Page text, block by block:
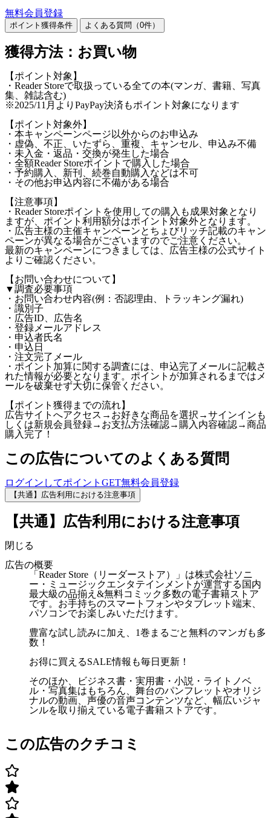
無料会員登録
ポイント獲得条件 よくある質問（0件）
獲得方法：お買い物
【ポイント対象】
・Reader Storeで取扱っている全ての本(マンガ、書籍、写真
集、雑誌含む)
※2025/11月よりPayPay決済もポイント対象になります
【ポイント対象外】
・本キャンペーンページ以外からのお申込み
・虚偽、不正、いたずら、重複、キャンセル、申込み不備
・未入金・返品・交換が発生した場合
・全額Reader Storeポイントで購入した場合
・予約購入、新刊、続巻自動購入などは不可
・その他お申込内容に不備がある場合
【注意事項】
・Reader Storeポイントを使用しての購入も成果対象となり
ますが、ポイント利用額分はポイント対象外となります。
・広告主様の主催キャンペーンとちょびリッチ記載のキャン
ペーンが異なる場合がございますのでご注意ください。
最新のキャンペーンにつきましては、広告主様の公式サイト
よりご確認ください。
【お問い合わせについて】
▼調査必要事項
・お問い合わせ内容(例：否認理由、トラッキング漏れ)
・識別子
・広告ID、広告名
・登録メールアドレス
・申込者氏名
・申込日
・注文完了メール
・ポイント加算に関する調査には、申込完了メールに記載さ
れた情報が必要となります。ポイントが加算されるまではメ
ールを破棄せず大切に保管ください。
【ポイント獲得までの流れ】
広告サイトへアクセス→お好きな商品を選択→サインインも
しくは新規会員登録→お支払方法確認→購入内容確認→商品
購入完了！
この広告についてのよくある質問
ログインしてポイントGET無料会員登録
【共通】広告利用における注意事項
【共通】広告利用における注意事項
閉じる
広告の概要
「Reader Store（リーダーストア）」は株式会社ソニ
ー・ミュージックエンタテインメントが運営する国内
最大級の品揃え&無料コミック多数の電子書籍ストア
です。お手持ちのスマートフォンやタブレット端末、
パソコンでお楽しみいただけます。
豊富な試し読みに加え、1巻まるごと無料のマンガも多
数！
お得に買えるSALE情報も毎日更新！
そのほか、ビジネス書・実用書・小説・ライトノベ
ル・写真集はもちろん、舞台のパンフレットやオリジ
ナルの動画、声優の音声コンテンツなど、幅広いジャ
ンルを取り揃えている電子書籍ストアです。
この広告のクチコミ